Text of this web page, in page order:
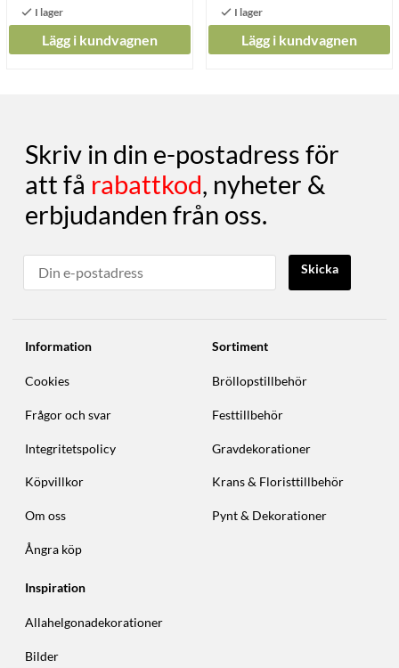
Lägg i kundvagnen Lägg i kundvagnen
Skriv in din e-postadress för
att få rabattkod, nyheter &
erbjudanden från oss.
Skicka
Information
Cookies
Frågor och svar
Integritetspolicy
Köpvillkor
Om oss
Ångra köp
Sortiment
Bröllopstillbehör
Festtillbehör
Gravdekorationer
Krans & Floristtillbehör
Pynt & Dekorationer
Inspiration
Allahelgonadekorationer
Bilder